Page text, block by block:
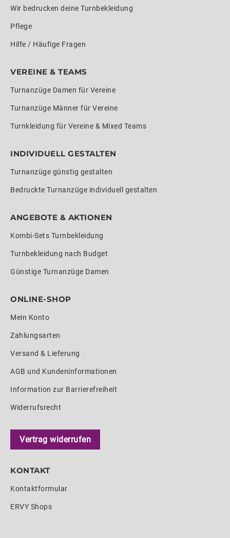
Wir bedrucken deine Turnbekleidung
Pflege
Hilfe / Häufige Fragen
VEREINE & TEAMS
Turnanzüge Damen für Vereine
Turnanzüge Männer für Vereine
Turnkleidung für Vereine & Mixed Teams
INDIVIDUELL GESTALTEN
Turnanzüge günstig gestalten
Bedruckte Turnanzüge individuell gestalten
ANGEBOTE & AKTIONEN
Kombi-Sets Turnbekleidung
Turnbekleidung nach Budget
Günstige Turnanzüge Damen
ONLINE-SHOP
Mein Konto
Zahlungsarten
Versand & Lieferung
AGB und Kundeninformationen
Information zur Barrierefreiheit
Widerrufsrecht
Vertrag widerrufen
KONTAKT
Kontaktformular
ERVY Shops